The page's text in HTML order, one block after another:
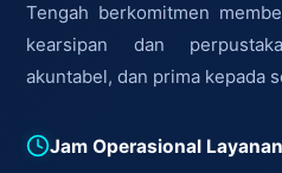
Tengah berkomitmen
kearsipan dan
akuntabel, dan prima kepada
Jam Operasional